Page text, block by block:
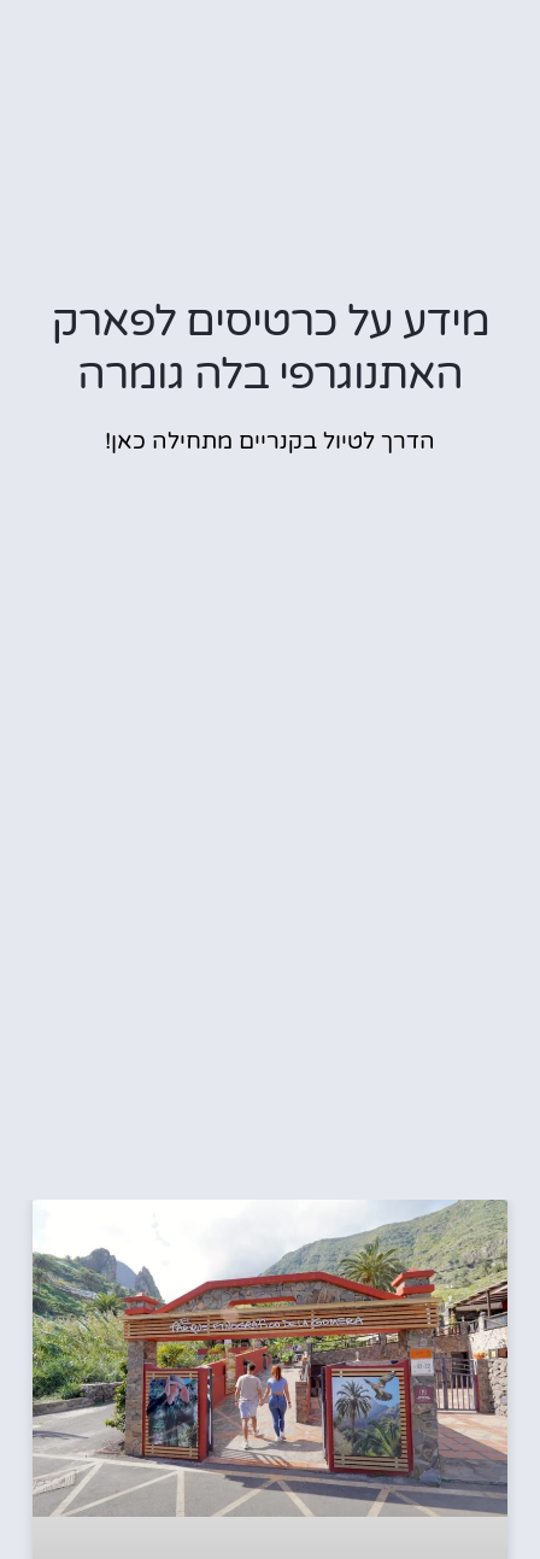
מידע על כרטיסים לפארק
האתנוגרפי בלה גומרה
הדרך לטיול בקנריים מתחילה כאן!